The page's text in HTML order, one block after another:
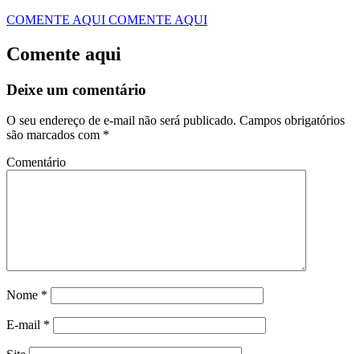
COMENTE AQUI COMENTE AQUI
Comente aqui
Deixe um comentário
O seu endereço de e-mail não será publicado. Campos obrigatórios
são marcados com *
Comentário
Nome *
E-mail *